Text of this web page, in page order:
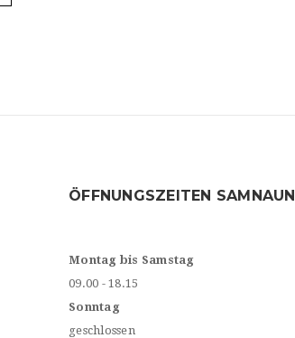
ÖFFNUNGSZEITEN SAMNAUN
Montag bis Samstag
09.00 - 18.15
Sonntag
geschlossen